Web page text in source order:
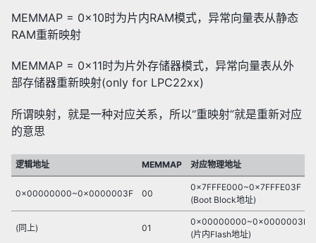
MEMMAP = 0x10时为片内RAM模式，异常向量表从静态
RAM重新映射
MEMMAP = 0x11时为片外存储器模式，异常向量表从外
部存储器重新映射(only for LPC22xx)
所谓映射，就是一种对应关系，所以“重映射”就是重新对应
的意思
逻辑地址 MEMMAP 对应物理地址
0x00000000~0x0000003F 00
0x7FFFE000~0x7FFFE03F
(Boot Block地址)
(同上) 01
0x00000000~0x0000003F
(片内Flash地址)